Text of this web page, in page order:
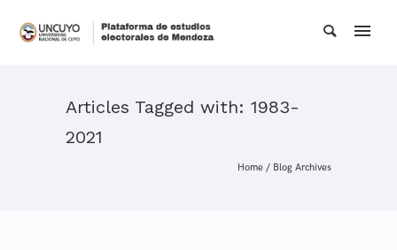
Articles Tagged with: 1983-
2021
Home / Blog Archives